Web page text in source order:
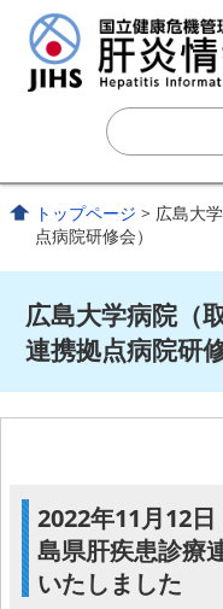
トップページ > 広島大
点病院研修会）
広島大学病院（
連携拠点病院研
2022年11月12
島県肝疾患診療
いたしました